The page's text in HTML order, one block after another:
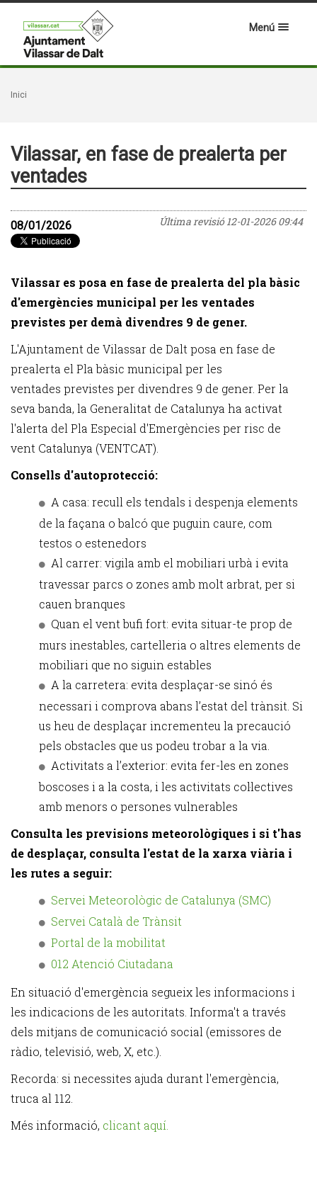
Menú
Inici
Vilassar, en fase de prealerta per
ventades
Última revisió12-01-2026 09:44
08/01/2026
Vilassar es posa en fase de prealerta del pla bàsic
d'emergències municipal per les ventades
previstes per demà divendres 9 de gener.
L'Ajuntament de Vilassar de Dalt posa en fase de
prealerta el Pla bàsic municipal per les
ventades previstes per divendres 9 de gener. Per la
seva banda, la Generalitat de Catalunya ha activat
l'alerta del Pla Especial d'Emergències per risc de
vent Catalunya (VENTCAT).
Consells d'autoprotecció:
A casa: recull els tendals i despenja elements
de la façana o balcó que puguin caure, com
testos o estenedors
Al carrer: vigila amb el mobiliari urbà i evita
travessar parcs o zones amb molt arbrat, per si
cauen branques
Quan el vent bufi fort: evita situar-te prop de
murs inestables, cartelleria o altres elements de
mobiliari que no siguin estables
A la carretera: evita desplaçar-se sinó és
necessari i comprova abans l’estat del trànsit. Si
us heu de desplaçar incrementeu la precaució
pels obstacles que us podeu trobar a la via.
Activitats a l’exterior: evita fer-les en zones
boscoses i a la costa, i les activitats col·lectives
amb menors o persones vulnerables
Consulta les previsions meteorològiques i si t'has
de desplaçar, consulta l'estat de la xarxa viària i
les rutes a seguir:
Servei Meteorològic de Catalunya (SMC)
Servei Català de Trànsit
Portal de la mobilitat
012 Atenció Ciutadana
En situació d'emergència segueix les informacions i
les indicacions de les autoritats. Informa't a través
dels mitjans de comunicació social (emissores de
ràdio, televisió, web, X, etc.).
Recorda: si necessites ajuda durant l'emergència,
truca al 112.
Més informació, clicant aquí.